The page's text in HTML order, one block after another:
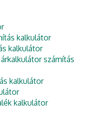
kalkulátor
kalkulátor
számítás
kalkulátor
kalkulátor